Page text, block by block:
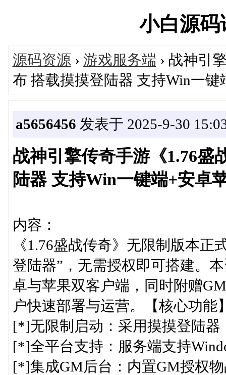
小白源
源码资源 › 游戏服务端 › 战神引
布 搭载摸摸登陆器 支持Win一键
a5656456 发表于 2025-9-30
战神引擎传奇手游《1.76盛
陆器 支持Win一键端+安卓
内容：
《1.76盛战传奇》无限制版本
登陆器”，无需授权即可搭建。
卓与苹果双客户端，同时附赠
户快速部署与运营。【核心功能
[*]无限制启动：采用摸摸登陆
[*]全平台支持：服务端支持
[*]集成GM后台：内置GM授权